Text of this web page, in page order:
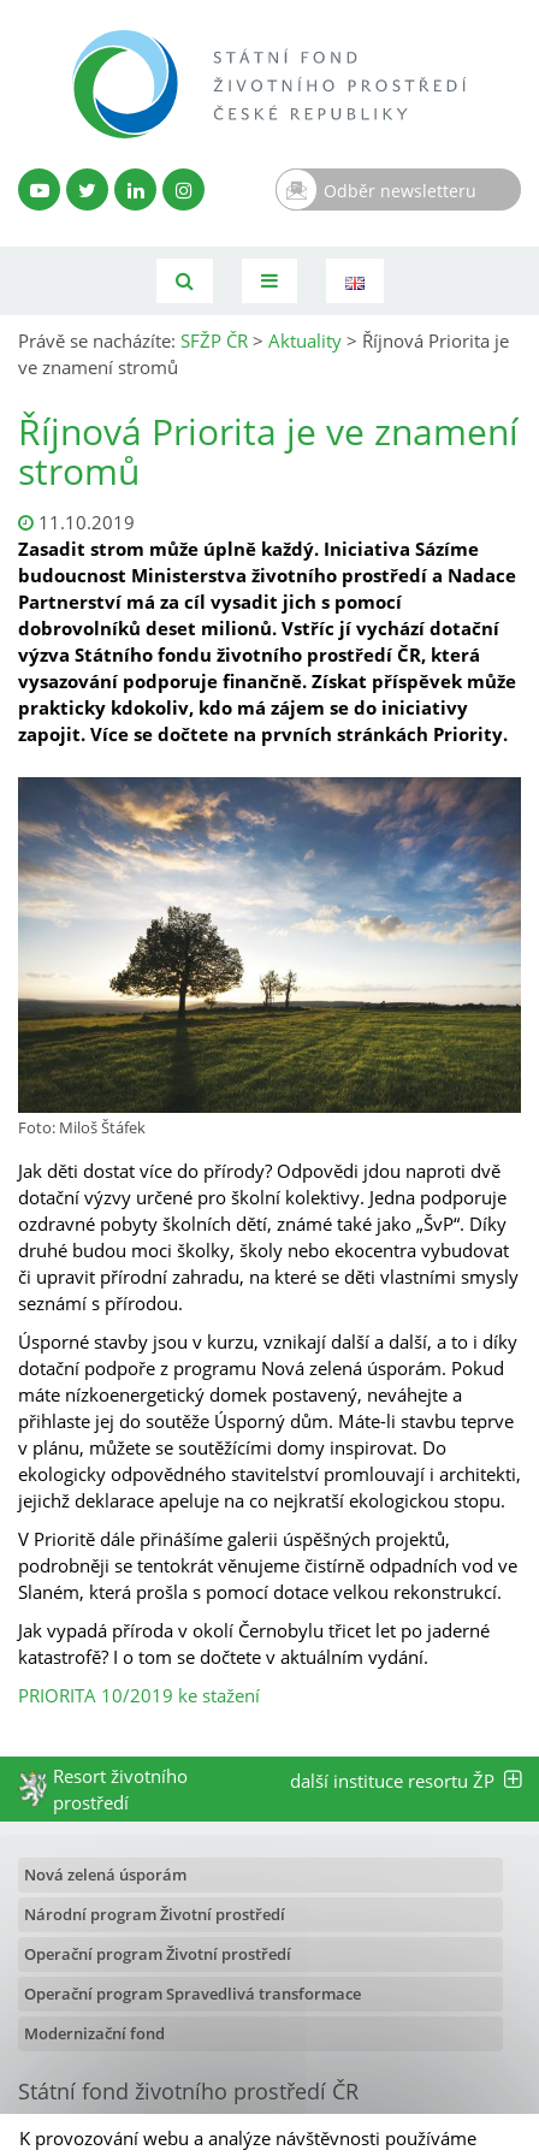
Odběr newsletteru
Právě se nacházíte: SFŽP ČR > Aktuality > Říjnová Priorita je
ve znamení stromů
Říjnová Priorita je ve znamení
stromů
11.10.2019
Zasadit strom může úplně každý. Iniciativa Sázíme
budoucnost Ministerstva životního prostředí a Nadace
Partnerství má za cíl vysadit jich s pomocí
dobrovolníků deset milionů. Vstříc jí vychází dotační
výzva Státního fondu životního prostředí ČR, která
vysazování podporuje finančně. Získat příspěvek může
prakticky kdokoliv, kdo má zájem se do iniciativy
zapojit. Více se dočtete na prvních stránkách Priority.
Foto: Miloš Štáfek
Jak děti dostat více do přírody? Odpovědi jdou naproti dvě
dotační výzvy určené pro školní kolektivy. Jedna podporuje
ozdravné pobyty školních dětí, známé také jako „ŠvP“. Díky
druhé budou moci školky, školy nebo ekocentra vybudovat
či upravit přírodní zahradu, na které se děti vlastními smysly
seznámí s přírodou.
Úsporné stavby jsou v kurzu, vznikají další a další, a to i díky
dotační podpoře z programu Nová zelená úsporám. Pokud
máte nízkoenergetický domek postavený, neváhejte a
přihlaste jej do soutěže Úsporný dům. Máte-li stavbu teprve
v plánu, můžete se soutěžícími domy inspirovat. Do
ekologicky odpovědného stavitelství promlouvají i architekti,
jejichž deklarace apeluje na co nejkratší ekologickou stopu.
V Prioritě dále přinášíme galerii úspěšných projektů,
podrobněji se tentokrát věnujeme čistírně odpadních vod ve
Slaném, která prošla s pomocí dotace velkou rekonstrukcí.
Jak vypadá příroda v okolí Černobylu třicet let po jaderné
katastrofě? I o tom se dočtete v aktuálním vydání.
PRIORITA 10/2019 ke stažení
Resort životního
prostředí
další instituce resortu ŽP
Nová zelená úsporám
Národní program Životní prostředí
Operační program Životní prostředí
Operační program Spravedlivá transformace
Modernizační fond
Státní fond životního prostředí ČR
Olbrachtova 2006/9
140 00 Praha 4
K provozování webu a analýze návštěvnosti používáme